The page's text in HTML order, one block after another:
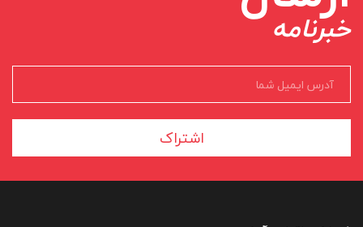
خبرنامه
اشتراک